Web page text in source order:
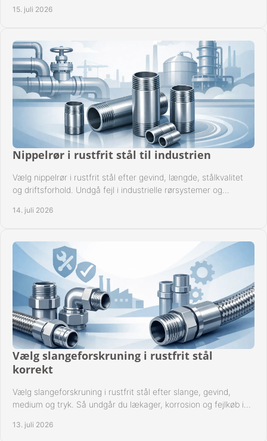
15. juli 2026
Nippelrør i rustfrit stål til industrien
Vælg nippelrør i rustfrit stål efter gevind, længde, stålkvalitet
og driftsforhold. Undgå fejl i industrielle rørsystemer og
14. juli 2026
Vælg slangeforskruning i rustfrit stål
korrekt
Vælg slangeforskruning i rustfrit stål efter slange, gevind,
medium og tryk. Så undgår du lækager, korrosion og fejlkøb i
13. juli 2026